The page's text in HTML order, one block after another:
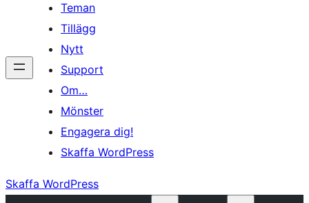
Teman
Tillägg
Nytt
Support
Om…
Mönster
Engagera dig!
Skaffa WordPress
Skaffa WordPress